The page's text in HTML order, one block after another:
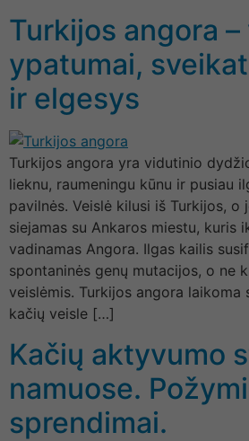
Turkijos angora
ypatumai,
ir elgesys
Turkijos angora yra vidutinio
lieknu, raumeningu kūnu ir pusiau
pavilnės. Veislė kilusi iš Turkijos, o
siejamas su Ankaros miestu, kuris
vadinamas Angora. Ilgas kailis
spontaninės genų mutacijos, o ne
veislėmis. Turkijos angora laikoma
kačių veisle […]
Kačių aktyvumo
namuose.
sprendimai.